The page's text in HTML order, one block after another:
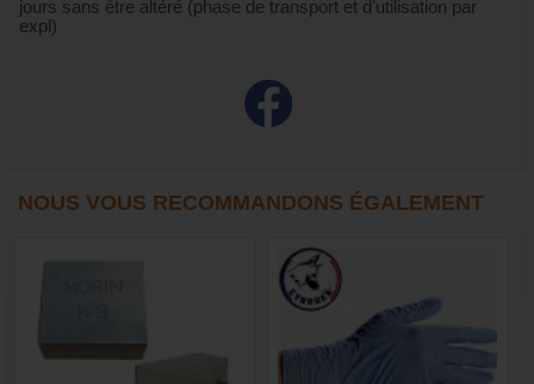
jours sans être altéré (phase de transport et d’utilisation par
expl)
NOUS VOUS RECOMMANDONS ÉGALEMENT